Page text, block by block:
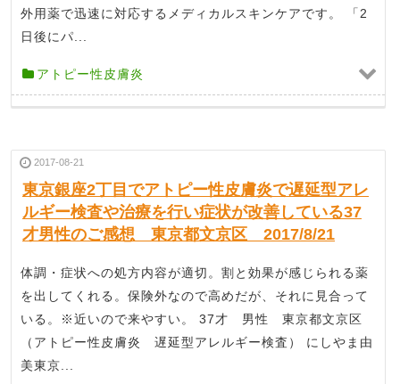
外用薬で迅速に対応するメディカルスキンケアです。 「2
日後にパ...
アトピー性皮膚炎
2017-08-21
東京銀座2丁目でアトピー性皮膚炎で遅延型アレ
ルギー検査や治療を行い症状が改善している37
才男性のご感想 東京都文京区 2017/8/21
体調・症状への処方内容が適切。割と効果が感じられる薬
を出してくれる。保険外なので高めだが、それに見合って
いる。※近いので来やすい。 37才 男性 東京都文京区
（アトピー性皮膚炎 遅延型アレルギー検査） にしやま由
美東京...